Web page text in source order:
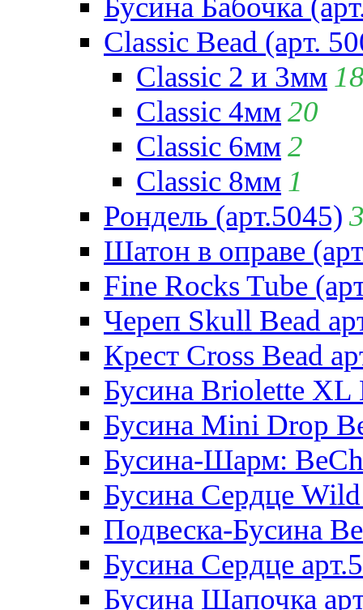
Classic Bead (арт.
Classic 2 и 3мм
Classic 4мм20
Classic 6мм2
Classic 8мм 1
Рондель (арт.5045)
Шатон в оправе
Fine Rocks Tube
Череп Skull Bead
Крест Cross Bead
Бусина Briolette XL
Бусина Mini Drop
Бусина-Шарм:
Бусина Сердце
Подвеска-Бусина
Бусина Сердце
Бусина Шапочка